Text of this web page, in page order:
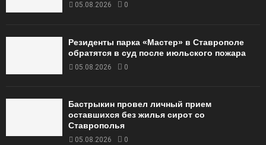
05.08.2026 0
Резиденты парка «Мастер» в Ставрополе
обратятся в суд после июльского пожара
05.08.2026 0
Бастрыкин провел личный прием
оставшихся без жилья сирот со
Ставрополья
05.08.2026 0